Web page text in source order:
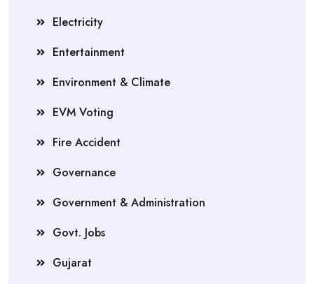
Electricity
Entertainment
Environment & Climate
EVM Voting
Fire Accident
Governance
Government & Administration
Govt. Jobs
Gujarat